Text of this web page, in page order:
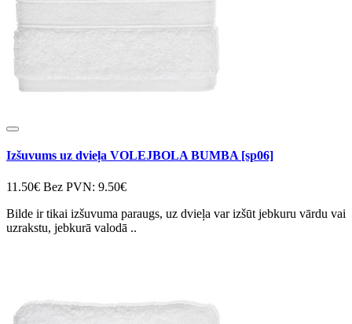
Izšuvums uz dvieļa VOLEJBOLA BUMBA [sp06]
11.50€ Bez PVN: 9.50€
Bilde ir tikai izšuvuma paraugs, uz dvieļa var izšūt jebkuru vārdu vai
uzrakstu, jebkurā valodā ..